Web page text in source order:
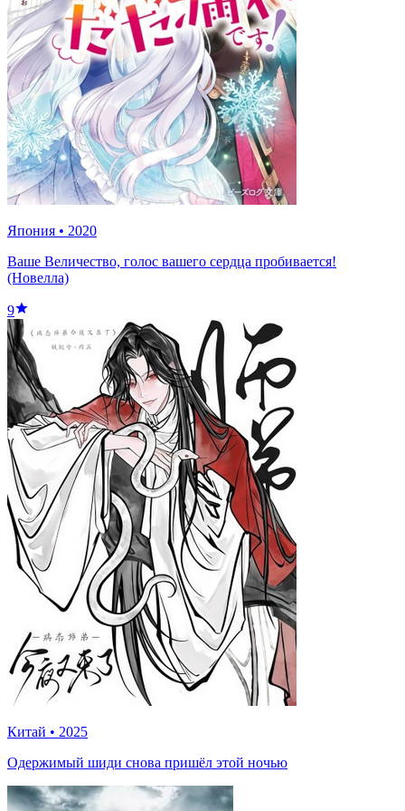
Япония • 2020
Ваше Величество, голос вашего сердца пробивается!
(Новелла)
9
Китай • 2025
Одержимый шиди снова пришёл этой ночью